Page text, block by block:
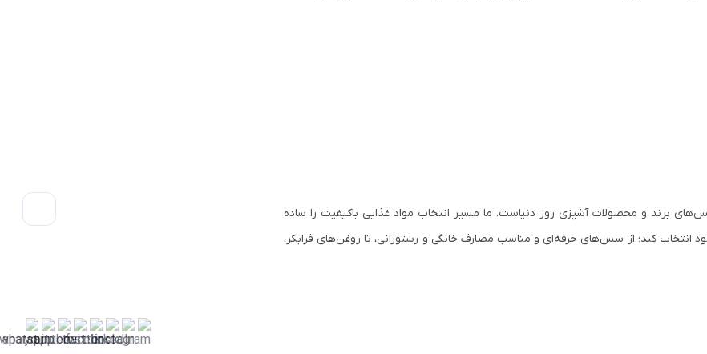
برند و محصولات آشپزی روز دنیاست. ما مسیر انتخاب مواد غذایی باکیفیت را ساده
انتخاب کند؛ از سس‌های حرفه‌ای و مناسب مصارف خانگی و رستورانی، تا روغن‌های فرابکر،